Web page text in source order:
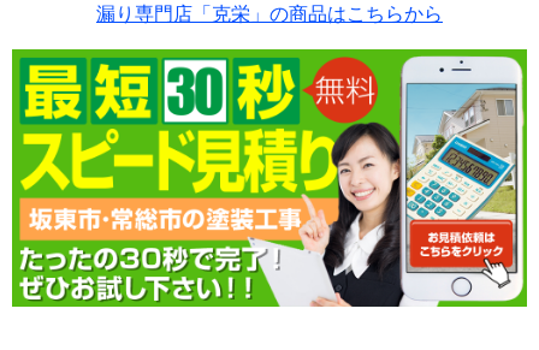
漏り専門店「克栄」の商品はこちらから